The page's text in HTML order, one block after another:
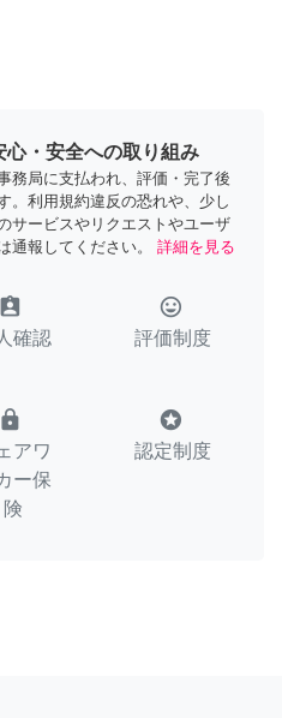
心・安全への取り組み
務局に支払われ、評価・完了後
。利用規約違反の恐れや、少し
サービスやリクエストやユーザ
通報してください。
詳細を見る
assignment_ind
確認
tag_faces
評価制度
lock
アワ
ー保
険
stars
認定制度